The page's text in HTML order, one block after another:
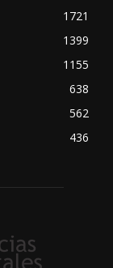
1721
1399
1155
638
562
436